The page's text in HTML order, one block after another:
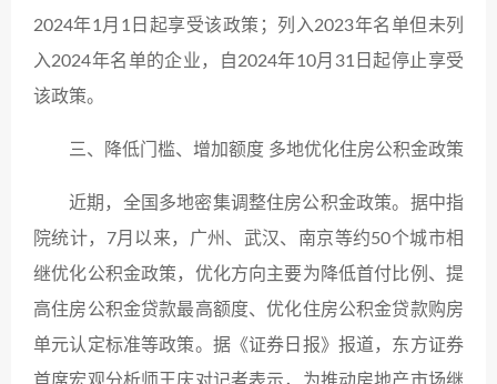
2024年1月1日起享受该政策；列入2023年名单但未列
入2024年名单的企业，自2024年10月31日起停止享受
该政策。
三、降低门槛、增加额度 多地优化住房公积金政策
近期，全国多地密集调整住房公积金政策。据中指
院统计，7月以来，广州、武汉、南京等约50个城市相
继优化公积金政策，优化方向主要为降低首付比例、提
高住房公积金贷款最高额度、优化住房公积金贷款购房
单元认定标准等政策。据《证券日报》报道，东方证券